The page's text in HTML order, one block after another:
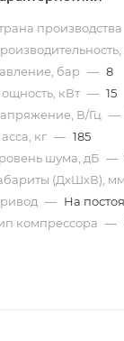
производства
бар — 8
кВт — 15
В/Гц —
кг — 185
шума, дБ —
(ДхШхВ), мм
— На
компрессора —